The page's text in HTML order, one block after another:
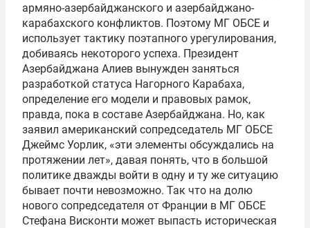
армяно-азербайджанского и азербайджано-
карабахского конфликтов. Поэтому МГ ОБСЕ и
использует тактику поэтапного урегулирования,
добиваясь некоторого успеха. Президент
Азербайджана Алиев вынужден заняться
разработкой статуса Нагорного Карабаха,
определение его модели и правовых рамок,
правда, пока в составе Азербайджана. Но, как
заявил американский сопредседатель МГ ОБСЕ
Джеймс Уорлик, «эти элементы обсуждались на
протяжении лет», давая понять, что в большой
политике дважды войти в одну и ту же ситуацию
бывает почти невозможно. Так что на долю
нового сопредседателя от Франции в МГ ОБСЕ
Стефана Висконти может выпасть историческая